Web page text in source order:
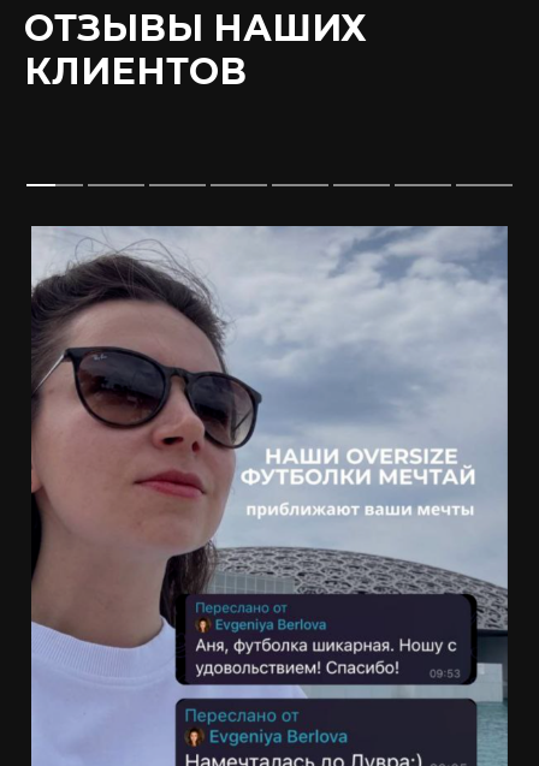
ОТЗЫВЫ НАШИХ
КЛИЕНТОВ